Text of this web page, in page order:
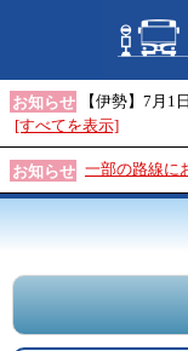
お知らせ
【伊勢】7月1
[すべてを表示]
お知らせ 一部の路線に